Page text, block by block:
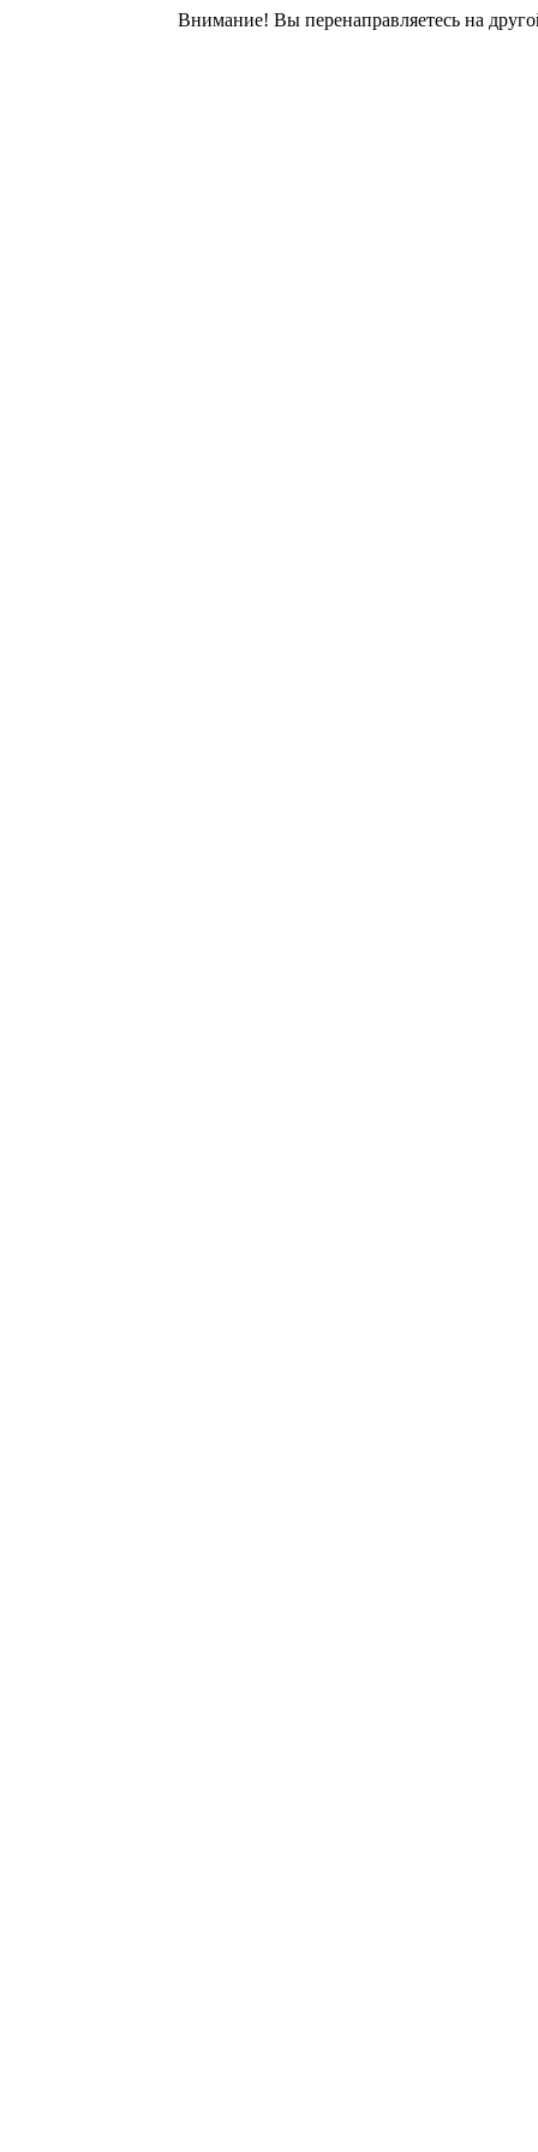
Внимание! Вы перенаправляетесь на